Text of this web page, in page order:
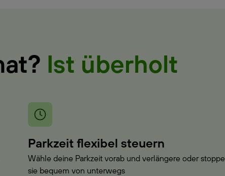
Ist überholt
Parkzeit flexibel steuern
Wähle deine Parkzeit vorab und verlängere oder stoppe
sie bequem von unterwegs